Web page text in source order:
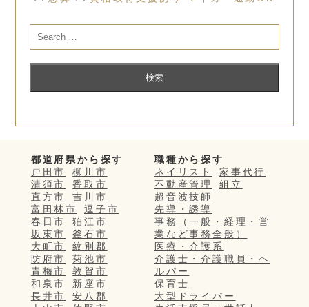
都道府県から探す
戸田市
柳川市
清須市
香取市
直方市
吉川市
富田林市
逗子市
春日市
狛江市
坂東市
釜石市
大町市
紋別郡
防府市
菊池市
青梅市
敦賀市
和泉市
新座市
長井市
安八郡
職種から探す
ネイリスト
家事代行
不動産管理
組立
超音波技師
先導・誘導
事務（一般・経理・営
業など事務全般）
医療・介護系
介護士・介護職員・ヘ
ルパー
保育士
大型ドライバー